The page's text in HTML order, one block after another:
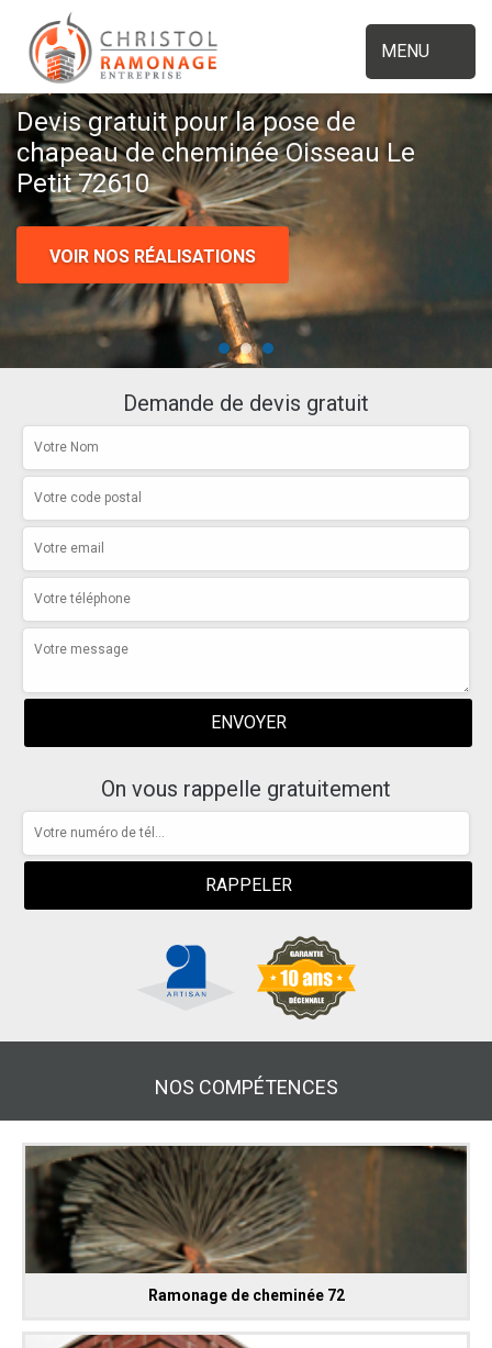
MENU
Devis gratuit pour la pose de
chapeau de cheminée Oisseau Le
Petit 72610
VOIR NOS RÉALISATIONS
Demande de devis gratuit
On vous rappelle gratuitement
NOS COMPÉTENCES
Ramonage de cheminée 72